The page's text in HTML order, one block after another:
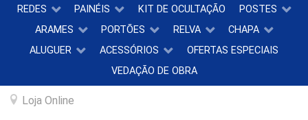
REDES PAINÉIS KIT DE OCULTAÇÃO
POSTES
ARAMES
PORTÕES RELVA
CHAPA
ALUGUER
ACESSÓRIOS
OFERTAS ESPECIAIS
VEDAÇÃO DE OBRA
Loja Online